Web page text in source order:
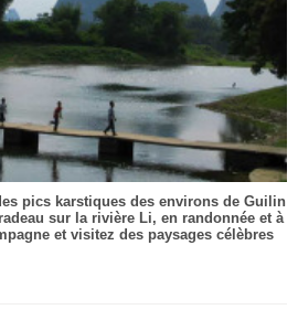
pics karstiques des environs de Guilin
sur la rivière Li, en randonnée et à
et visitez des paysages célèbres